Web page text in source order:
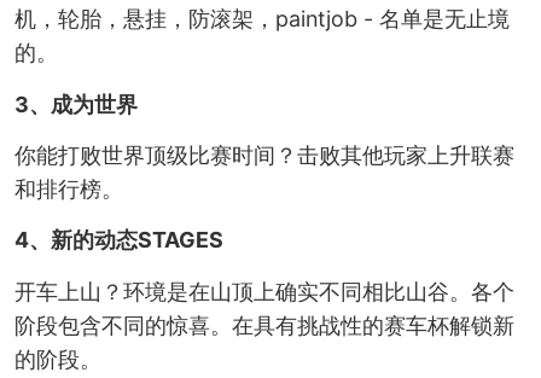
机，轮胎，悬挂，防滚架，paintjob - 名单是无止境
的。
3、成为世界
你能打败世界顶级比赛时间？击败其他玩家上升联赛
和排行榜。
4、新的动态STAGES
开车上山？环境是在山顶上确实不同相比山谷。各个
阶段包含不同的惊喜。在具有挑战性的赛车杯解锁新
的阶段。